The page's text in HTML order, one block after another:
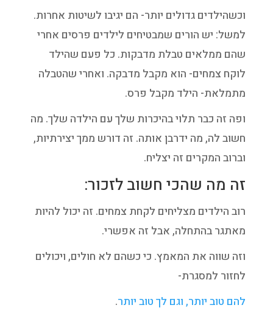
וכשהילדים גדולים יותר- הם יגיבו לשיטות אחרות.
למשל: יש הורים שמבטיחים לילדים פרסים אחרי
שהם ממלאים טבלת מדבקות. כל פעם שהילד
לוקח צמחים- הוא מקבל מדבקה. ואחרי שהטבלה
מתמלאת- הילד מקבל פרס.
ופה זה כבר תלוי בהיכרות שלך עם הילדה שלך. מה
חשוב לה, מה ידרבן אותה. זה דורש ממך יצירתיות,
וברוב המקרים זה יצליח.
זה מה שהכי חשוב לזכור:
רוב הילדים מצליחים לקחת צמחים. זה יכול להיות
מאתגר בהתחלה, אבל זה אפשרי.
וזה שווה את המאמץ. כי כשהם לא חולים, ויכולים
לחזור למסגרת-
להם טוב יותר, וגם לך טוב יותר.